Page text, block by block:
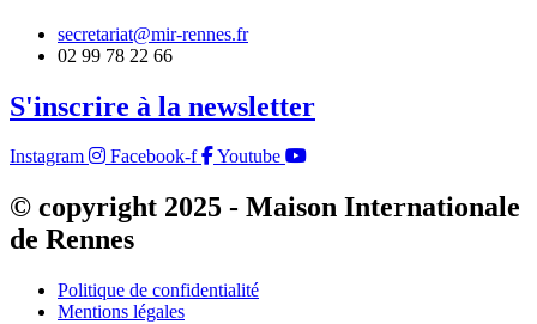
secretariat@mir-rennes.fr
02 99 78 22 66
S'inscrire à la newsletter
Instagram Facebook-f Youtube
© copyright 2025 - Maison Internationale
de Rennes
Politique de confidentialité
Mentions légales